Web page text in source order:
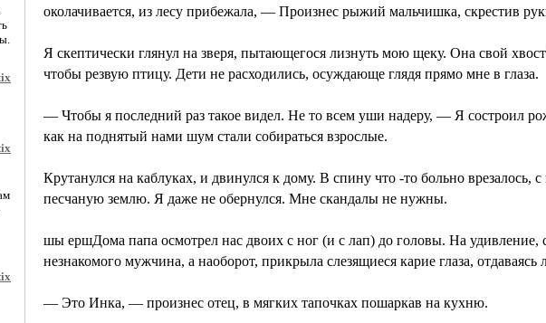
околачивается, из лесу прибежала, — Произнес рыжий мальчишка, скрестив
Я скептически глянул на зверя, пытающегося лизнуть мою щеку. Она свой
чтобы резвую птицу. Дети не расходились, осуждающе глядя прямо мне в глаза.
— Чтобы я последний раз такое видел. Не то всем уши надеру, — Я состроил
как на поднятый нами шум стали собираться взрослые.
Крутанулся на каблуках, и двинулся к дому. В спину что -то больно врезалось,
песчаную землю. Я даже не обернулся. Мне скандалы не нужны.
шы ершДома папа осмотрел нас двоих с ног (и с лап) до головы. На удивление,
незнакомого мужчина, а наоборот, прикрыла слезящиеся карие глаза, отдаваясь
— Это Инка, — произнес отец, в мягких тапочках пошаркав на кухню.